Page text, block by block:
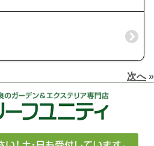
次へ»